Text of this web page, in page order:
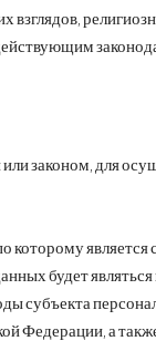
законом, для
которому является
будет
субъекта
Федерации, а